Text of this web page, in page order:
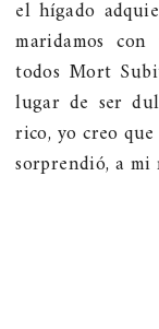
el hígado
maridamos
todos Mort
lugar de ser
rico, yo creo
sorprendió, a mi